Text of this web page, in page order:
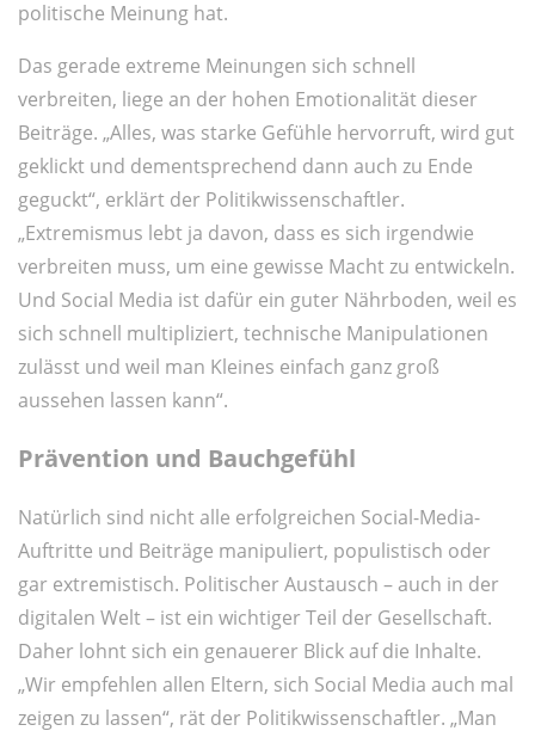
politische Meinung hat.
Das gerade extreme Meinungen sich schnell
verbreiten, liege an der hohen Emotionalität dieser
Beiträge. „Alles, was starke Gefühle hervorruft, wird gut
geklickt und dementsprechend dann auch zu Ende
geguckt“, erklärt der Politikwissenschaftler.
„Extremismus lebt ja davon, dass es sich irgendwie
verbreiten muss, um eine gewisse Macht zu entwickeln.
Und Social Media ist dafür ein guter Nährboden, weil es
sich schnell multipliziert, technische Manipulationen
zulässt und weil man Kleines einfach ganz groß
aussehen lassen kann“.
Prävention und Bauchgefühl
Natürlich sind nicht alle erfolgreichen Social-Media-
Auftritte und Beiträge manipuliert, populistisch oder
gar extremistisch. Politischer Austausch – auch in der
digitalen Welt – ist ein wichtiger Teil der Gesellschaft.
Daher lohnt sich ein genauerer Blick auf die Inhalte.
„Wir empfehlen allen Eltern, sich Social Media auch mal
zeigen zu lassen“, rät der Politikwissenschaftler. „Man